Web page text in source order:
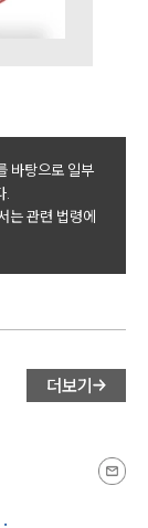
바탕으로 일부
.
는 관련 법령에
더보기